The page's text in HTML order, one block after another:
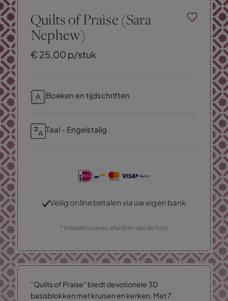
Quilts of Praise (Sara
Nephew)
€ 25,00 p/stuk
Boeken en tijdschriften
Taal - Engelstalig
Veilig online betalen via uw eigen bank
* Kleuren kunnen afwijken van de foto
"Quilts of Praise" biedt devotionele 3D
basisblokken met kruisen en kerken. Met 7